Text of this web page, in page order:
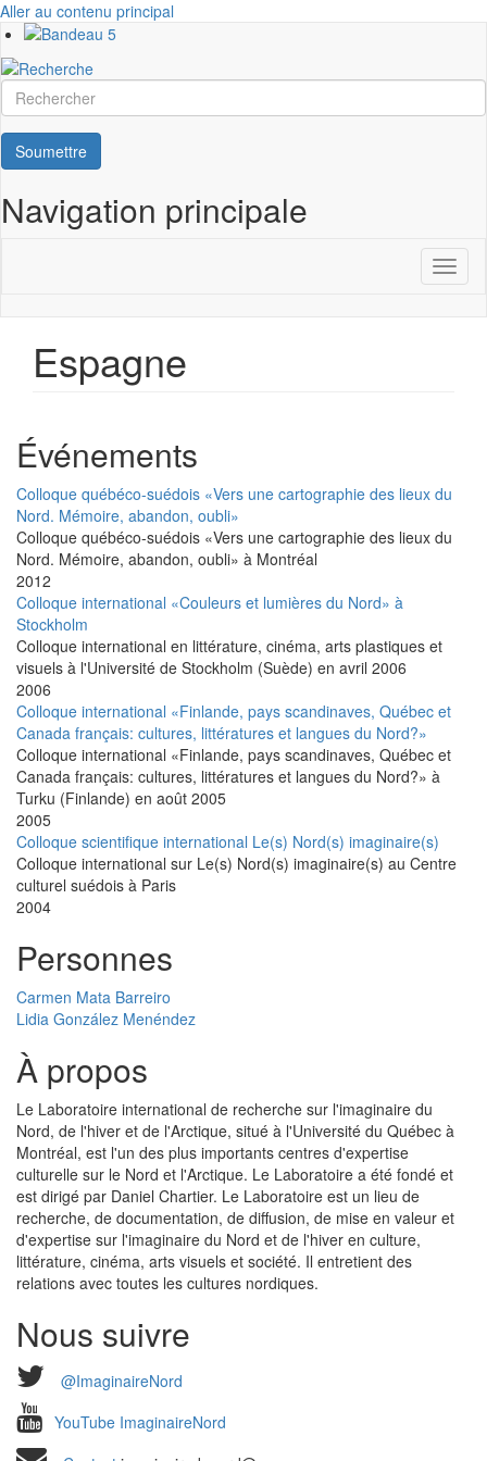
Aller au contenu principal
Rechercher
Soumettre
Navigation principale
Espagne
Événements
Colloque québéco-suédois «Vers une cartographie des lieux du
Nord. Mémoire, abandon, oubli»
Colloque québéco-suédois «Vers une cartographie des lieux du
Nord. Mémoire, abandon, oubli» à Montréal
2012
Colloque international «Couleurs et lumières du Nord» à
Stockholm
Colloque international en littérature, cinéma, arts plastiques et
visuels à l'Université de Stockholm (Suède) en avril 2006
2006
Colloque international «Finlande, pays scandinaves, Québec et
Canada français: cultures, littératures et langues du Nord?»
Colloque international «Finlande, pays scandinaves, Québec et
Canada français: cultures, littératures et langues du Nord?» à
Turku (Finlande) en août 2005
2005
Colloque scientifique international Le(s) Nord(s) imaginaire(s)
Colloque international sur Le(s) Nord(s) imaginaire(s) au Centre
culturel suédois à Paris
2004
Personnes
Carmen Mata Barreiro
Lidia González Menéndez
À propos
Le Laboratoire international de recherche sur l'imaginaire du
Nord, de l'hiver et de l'Arctique, situé à l'Université du Québec à
Montréal, est l'un des plus importants centres d'expertise
culturelle sur le Nord et l'Arctique. Le Laboratoire a été fondé et
est dirigé par Daniel Chartier. Le Laboratoire est un lieu de
recherche, de documentation, de diffusion, de mise en valeur et
d'expertise sur l'imaginaire du Nord et de l'hiver en culture,
littérature, cinéma, arts visuels et société. Il entretient des
relations avec toutes les cultures nordiques.
Nous suivre
@ImaginaireNord
YouTube ImaginaireNord